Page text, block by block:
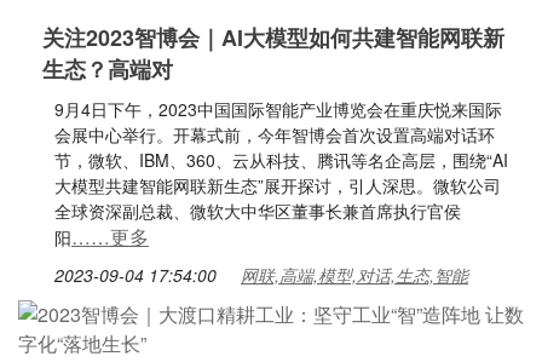
关注2023智博会｜AI大模型如何共建智能网联新
生态？高端对
9月4日下午，2023中国国际智能产业博览会在重庆悦来国际
会展中心举行。开幕式前，今年智博会首次设置高端对话环
节，微软、IBM、360、云从科技、腾讯等名企高层，围绕“AI
大模型共建智能网联新生态”展开探讨，引人深思。微软公司
全球资深副总裁、微软大中华区董事长兼首席执行官侯
阳……更多
2023-09-04 17:54:00 网联,高端,模型,对话,生态,智能